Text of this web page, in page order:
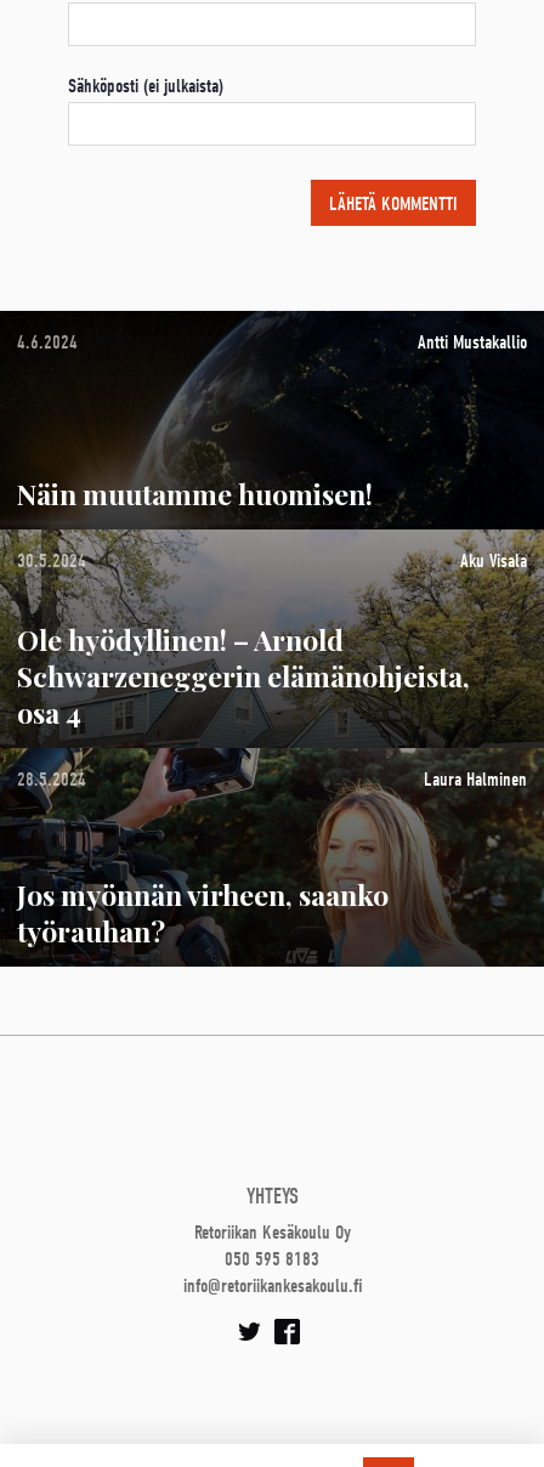
Sähköposti (ei julkaista)
4.6.2024 Antti Mustakallio
Näin muutamme huomisen!
30.5.2024 Aku Visala
Ole hyödyllinen! – Arnold
Schwarzeneggerin elämänohjeista,
osa 4
28.5.2024 Laura Halminen
Jos myönnän virheen, saanko
työrauhan?
YHTEYS
Retoriikan Kesäkoulu Oy
050 595 8183
info@retoriikankesakoulu.fi